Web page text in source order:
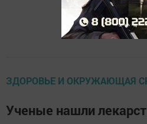
ЗДОРОВЬЕ И ОКРУЖАЮЩАЯ
Ученые нашли